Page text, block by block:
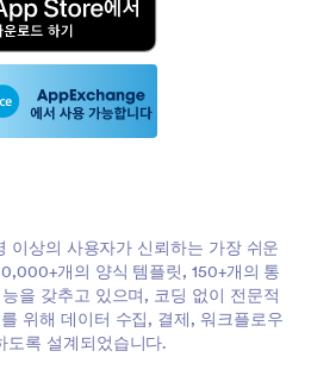
이상의 사용자가 신뢰하는 가장 쉬운
개의 양식 템플릿, 150+개의 통
을 갖추고 있으며, 코딩 없이 전문적
위해 데이터 수집, 결제, 워크플로우
도록 설계되었습니다.